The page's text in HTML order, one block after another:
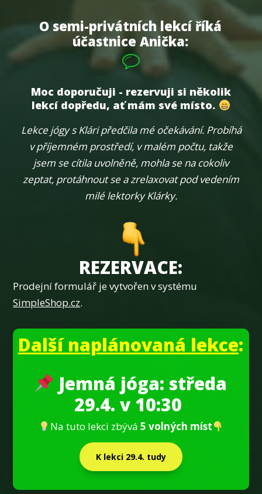
O semi-privátních lekcí říká
účastnice Anička:
Moc doporučuji - rezervuji si několik
lekcí dopředu, ať mám své místo.
Lekce jógy s Klári předčila mé očekávání. Probíhá
v příjemném prostředí, v malém počtu, takže
jsem se cítila uvolněně, mohla se na cokoliv
zeptat, protáhnout se a zrelaxovat pod vedením
milé lektorky Klárky.
REZERVACE:
Prodejní formulář je vytvořen v systému
SimpleShop.cz.
Další naplánovaná lekce:
Jemná jóga: středa
29.4. v 10:30
Na tuto lekci zbývá 5 volných míst
K lekci 29.4. tudy